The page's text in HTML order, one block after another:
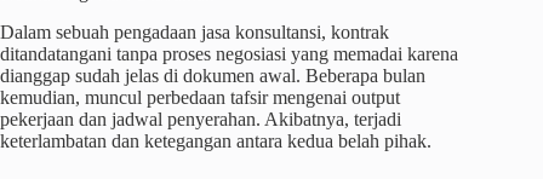
Dalam sebuah pengadaan jasa konsultansi, kontrak
ditandatangani tanpa proses negosiasi yang memadai karena
dianggap sudah jelas di dokumen awal. Beberapa bulan
kemudian, muncul perbedaan tafsir mengenai output
pekerjaan dan jadwal penyerahan. Akibatnya, terjadi
keterlambatan dan ketegangan antara kedua belah pihak.